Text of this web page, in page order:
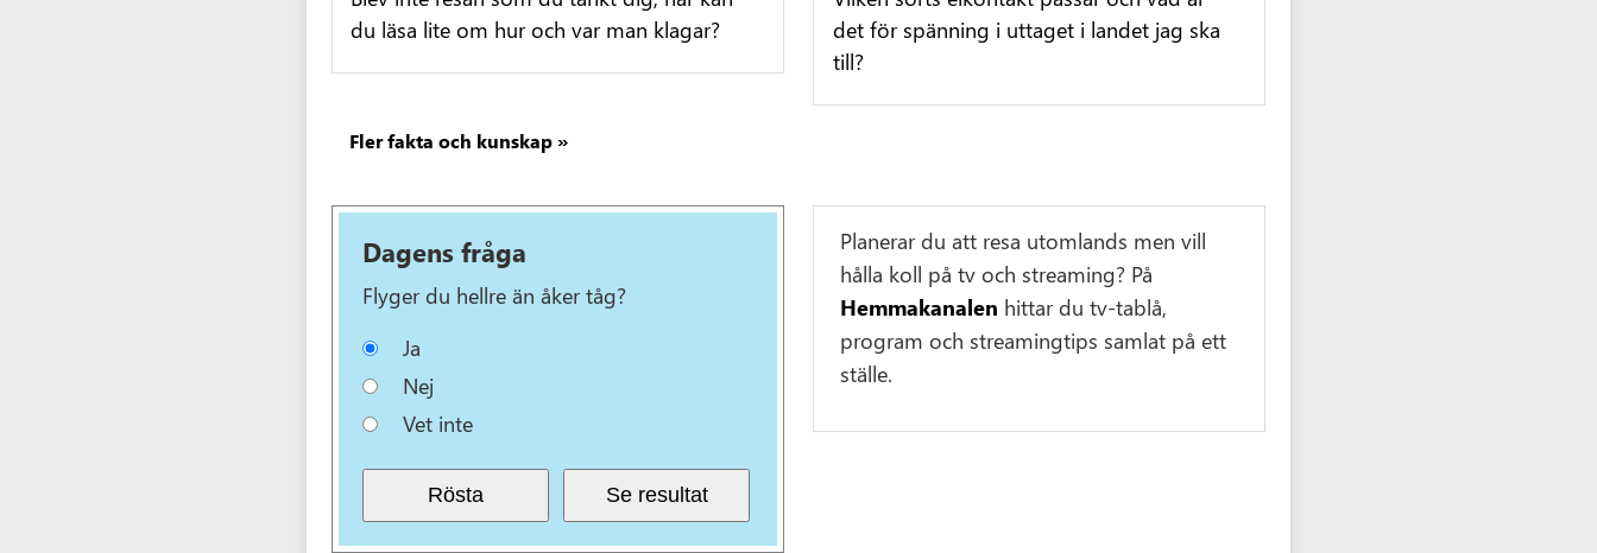
du läsa lite om hur och var man klagar?
det för spänning i uttaget i landet jag ska
till?
Fler fakta och kunskap »
Planerar du att resa utomlands men vill
hålla koll på tv och streaming? På
Hemmakanalen hittar du tv-tablå,
program och streamingtips samlat på ett
ställe.
Dagens fråga
Flyger du hellre än åker tåg?
Ja
Nej
Vet inte